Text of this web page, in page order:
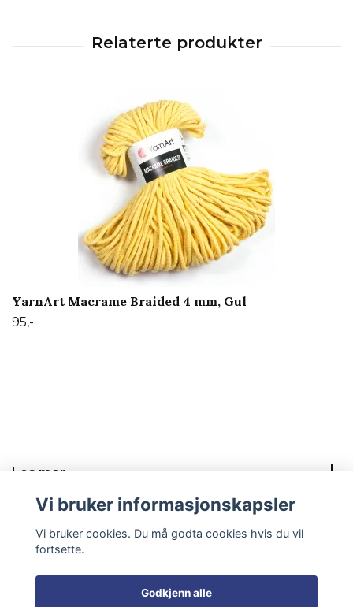
YarnArt Macrame Braided 4 mm, Gul
95,-
Les mer
Vi bruker informasjonskapsler
Vi bruker cookies. Du må godta cookies hvis du vil
fortsette.
Godkjenn alle